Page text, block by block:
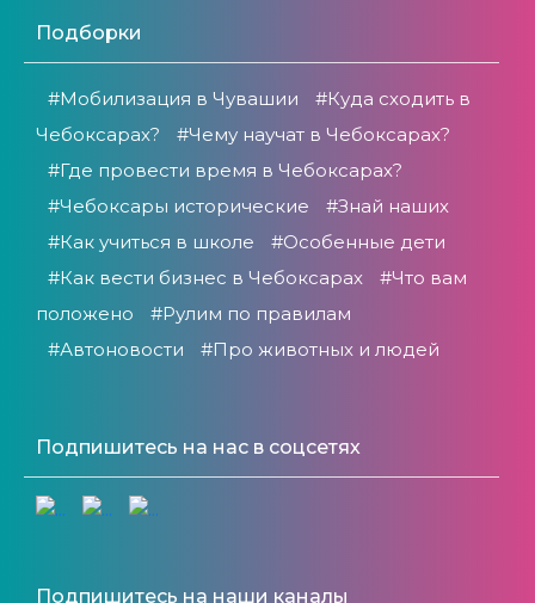
Подборки
#Мобилизация в Чувашии
#Куда сходить в
Чебоксарах?
#Чему научат в Чебоксарах?
#Где провести время в Чебоксарах?
#Чебоксары исторические
#Знай наших
#Как учиться в школе
#Особенные дети
#Как вести бизнес в Чебоксарах
#Что вам
положено
#Рулим по правилам
#Автоновости
#Про животных и людей
Подпишитесь на нас в соцсетях
Подпишитесь на наши каналы